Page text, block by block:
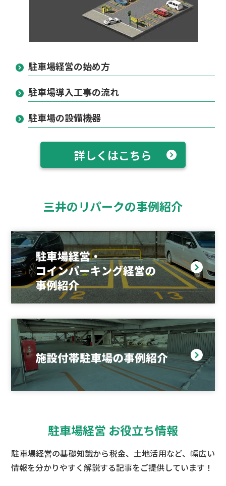
駐車場経営の始め方
駐車場導入工事の流れ
駐車場の設備機器
詳しくはこちら
三井のリパークの事例紹介
駐車場経営 お役立ち情報
駐車場経営の基礎知識から税金、土地活用など、 幅広い
情報を分かりやすく解説する記事をご提供しています！